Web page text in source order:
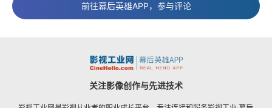
前往幕后英雄APP，参与评论
关注影像创作与先进技术